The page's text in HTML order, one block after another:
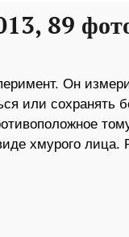
89
Он
или сохранять
хмурого лица.